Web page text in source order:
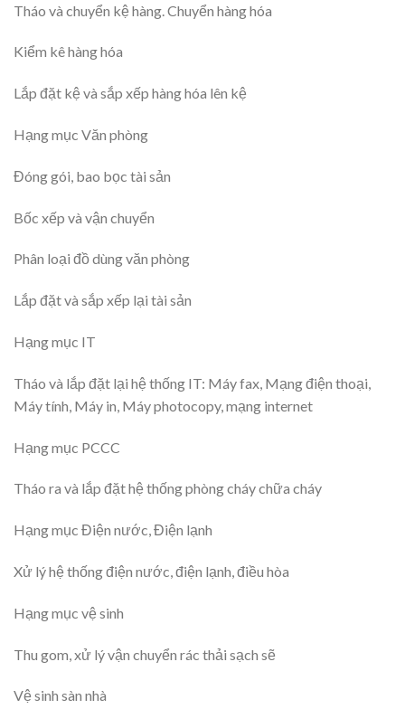
Tháo và chuyển kệ hàng. Chuyển hàng hóa
Kiểm kê hàng hóa
Lắp đặt kệ và sắp xếp hàng hóa lên kệ
Hạng mục Văn phòng
Đóng gói, bao bọc tài sản
Bốc xếp và vận chuyển
Phân loại đồ dùng văn phòng
Lắp đặt và sắp xếp lại tài sản
Hạng mục IT
Tháo và lắp đặt lại hệ thống IT: Máy fax, Mạng điện thoại,
Máy tính, Máy in, Máy photocopy, mạng internet
Hạng mục PCCC
Tháo ra và lắp đặt hệ thống phòng cháy chữa cháy
Hạng mục Điện nước, Điện lạnh
Xử lý hệ thống điện nước, điện lạnh, điều hòa
Hạng mục vệ sinh
Thu gom, xử lý vận chuyển rác thải sạch sẽ
Vệ sinh sàn nhà